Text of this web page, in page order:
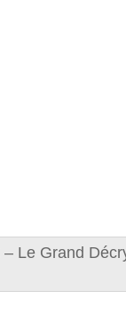
– Le Grand